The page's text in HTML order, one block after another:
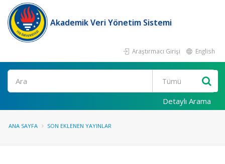
Akademik Veri Yönetim Sistemi
Araştırmacı Girişi English
Ara
Detaylı Arama
ANA SAYFA SON EKLENEN YAYINLAR